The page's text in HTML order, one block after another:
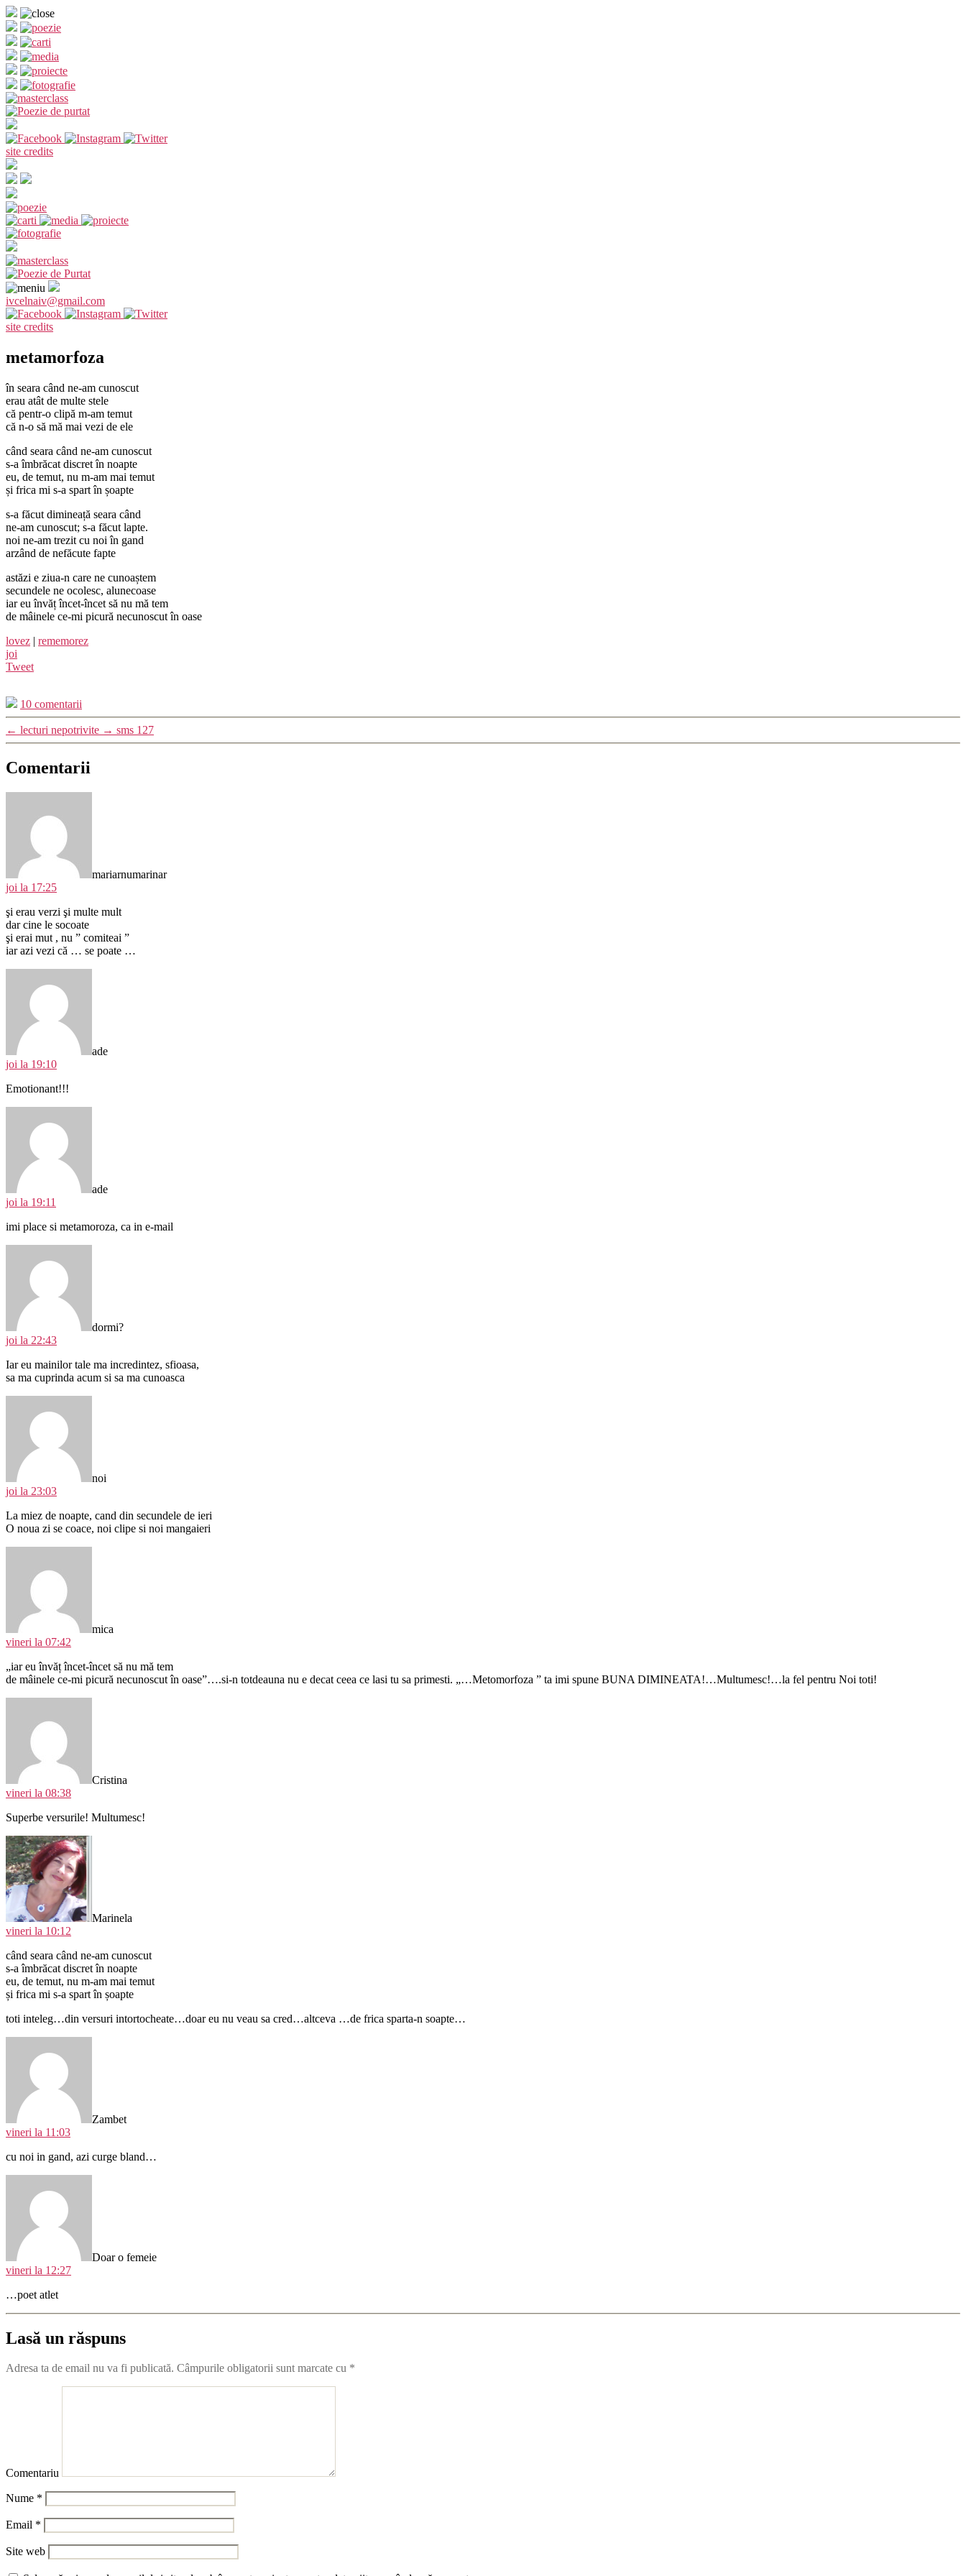
Sari
la
conținut
site credits
ivcelnaiv@gmail.com
site credits
metamorfoza
în seara când ne-am cunoscut
erau atât de multe stele
că pentr-o clipă m-am temut
că n-o să mă mai vezi de ele
când seara când ne-am cunoscut
s-a îmbrăcat discret în noapte
eu, de temut, nu m-am mai temut
și frica mi s-a spart în șoapte
s-a făcut dimineață seara când
ne-am cunoscut; s-a făcut lapte.
noi ne-am trezit cu noi în gand
arzând de nefăcute fapte
astăzi e ziua-n care ne cunoaștem
secundele ne ocolesc, alunecoase
iar eu învăț încet-încet să nu mă tem
de mâinele ce-mi picură necunoscut în oase
lovez | rememorez
joi
Tweet
10 comentarii
← lecturi nepotrivite → sms 127
Comentarii
mariarnumarinar
joi la 17:25
şi erau verzi şi multe mult
dar cine le socoate
şi erai mut , nu ” comiteai ”
iar azi vezi că … se poate …
ade
joi la 19:10
Emotionant!!!
ade
joi la 19:11
imi place si metamoroza, ca in e-mail
dormi?
joi la 22:43
Iar eu mainilor tale ma incredintez, sfioasa,
sa ma cuprinda acum si sa ma cunoasca
noi
joi la 23:03
La miez de noapte, cand din secundele de ieri
O noua zi se coace, noi clipe si noi mangaieri
mica
vineri la 07:42
„iar eu învăț încet-încet să nu mă tem
de mâinele ce-mi picură necunoscut în oase”….si-n totdeauna nu e decat ceea ce lasi tu sa primesti. „…Metomorfoza ” ta imi spune BUNA DIMINEATA!…Multumesc!…la fel pentru Noi toti!
Cristina
vineri la 08:38
Superbe versurile! Multumesc!
Marinela
vineri la 10:12
când seara când ne-am cunoscut
s-a îmbrăcat discret în noapte
eu, de temut, nu m-am mai temut
și frica mi s-a spart în șoapte
toti inteleg…din versuri intortocheate…doar eu nu veau sa cred…altceva …de frica sparta-n soapte…
Zambet
vineri la 11:03
cu noi in gand, azi curge bland…
Doar o femeie
vineri la 12:27
…poet atlet
Lasă un răspuns
Adresa ta de email nu va fi publicată. Câmpurile obligatorii sunt marcate cu *
Comentariu
Nume *
Email *
Site web